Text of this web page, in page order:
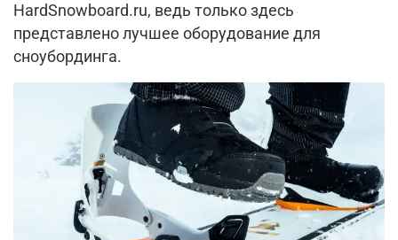
HardSnowboard.ru, ведь только здесь
представлено лучшее оборудование для
сноубординга.